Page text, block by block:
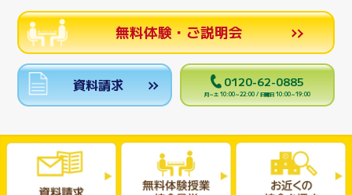
無料体験・ご説明会
資料請求 0120-62-0885
月～土 10:00～22:00 / 日曜日 10:00～19:00